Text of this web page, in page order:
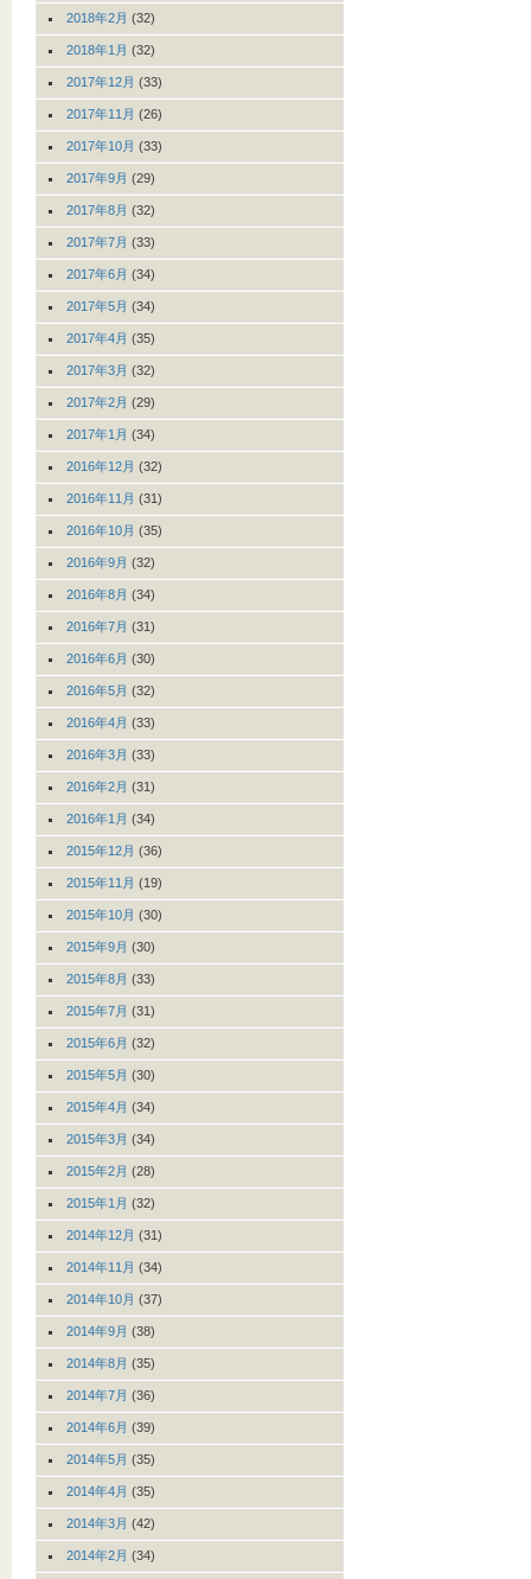
2018年2月 (32)
2018年1月 (32)
2017年12月 (33)
2017年11月 (26)
2017年10月 (33)
2017年9月 (29)
2017年8月 (32)
2017年7月 (33)
2017年6月 (34)
2017年5月 (34)
2017年4月 (35)
2017年3月 (32)
2017年2月 (29)
2017年1月 (34)
2016年12月 (32)
2016年11月 (31)
2016年10月 (35)
2016年9月 (32)
2016年8月 (34)
2016年7月 (31)
2016年6月 (30)
2016年5月 (32)
2016年4月 (33)
2016年3月 (33)
2016年2月 (31)
2016年1月 (34)
2015年12月 (36)
2015年11月 (19)
2015年10月 (30)
2015年9月 (30)
2015年8月 (33)
2015年7月 (31)
2015年6月 (32)
2015年5月 (30)
2015年4月 (34)
2015年3月 (34)
2015年2月 (28)
2015年1月 (32)
2014年12月 (31)
2014年11月 (34)
2014年10月 (37)
2014年9月 (38)
2014年8月 (35)
2014年7月 (36)
2014年6月 (39)
2014年5月 (35)
2014年4月 (35)
2014年3月 (42)
2014年2月 (34)